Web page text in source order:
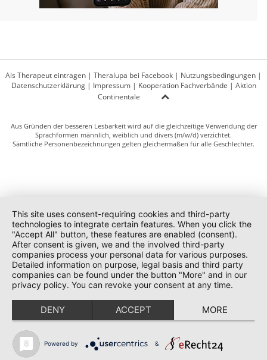
Als Therapeut eintragen | Theralupa bei Facebook | Nutzungsbedingungen |
Datenschutzerklärung| Impressum| Kooperation Fachverbände | Aktion
Continentale
Aus Gründen der besseren Lesbarkeit wird auf die gleichzeitige Verwendung der
Sprachformen männlich, weiblich und divers (m/w/d) verzichtet.
Sämtliche Personenbezeichnungen gelten gleichermaßen für alle Geschlechter.
This site uses consent-requiring cookies and third-party
technologies to integrate certain features. When you click the
"Accept All" button, these features are enabled (consent).
After consent is given, we and the involved third-party
companies process your personal data for various purposes.
Detailed information on purpose, legal basis and third party
companies can be found under the button "More" and in our
privacy policy. You can revoke your consent at any time.
DENY ACCEPT MORE
Powered by &